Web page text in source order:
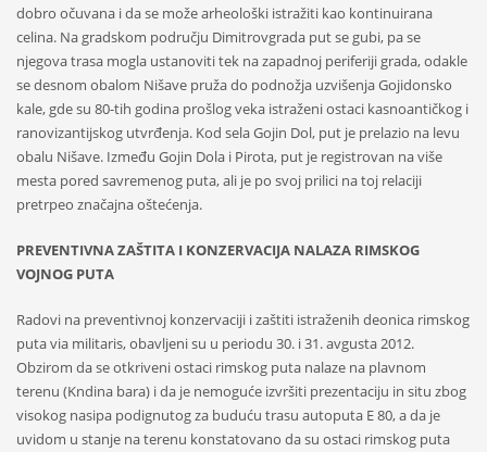
dobro očuvana i da se može arheološki istražiti kao kontinuirana
celina. Na gradskom području Dimitrovgrada put se gubi, pa se
njegova trasa mogla ustanoviti tek na zapadnoj periferiji grada, odakle
se desnom obalom Nišave pruža do podnožja uzvišenja Gojidonsko
kale, gde su 80-tih godina prošlog veka istraženi ostaci kasnoantičkog i
ranovizantijskog utvrđenja. Kod sela Gojin Dol, put je prelazio na levu
obalu Nišave. Između Gojin Dola i Pirota, put je registrovan na više
mesta pored savremenog puta, ali je po svoj prilici na toj relaciji
pretrpeo značajna oštećenja.
PREVENTIVNA ZAŠTITA I KONZERVACIJA NALAZA RIMSKOG
VOJNOG PUTA
Radovi na preventivnoj konzervaciji i zaštiti istraženih deonica rimskog
puta via militaris, obavljeni su u periodu 30. i 31. avgusta 2012.
Obzirom da se otkriveni ostaci rimskog puta nalaze na plavnom
terenu (Kndina bara) i da je nemoguće izvršiti prezentaciju in situ zbog
visokog nasipa podignutog za buduću trasu autoputa E 80, a da je
uvidom u stanje na terenu konstatovano da su ostaci rimskog puta